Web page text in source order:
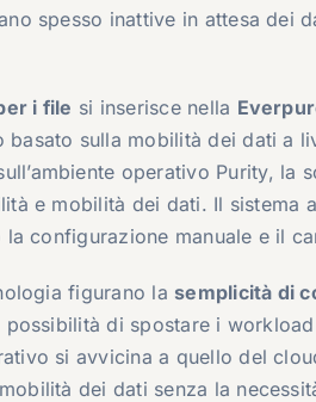
spesso inattive in attesa dei
i file si inserisce nella
sulla mobilità dei dati a
operativo Purity, la
e mobilità dei dati. Il sistema
configurazione manuale e il
figurano la semplicità di
possibilità di spostare i
si avvicina a quello del
dei dati senza la